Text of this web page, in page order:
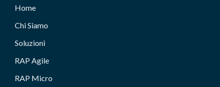
Home
Chi Siamo
Soluzioni
RAP Agile
RAP Micro